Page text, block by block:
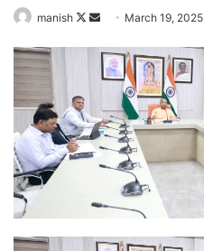
manish
Follow
Send
email
March 19, 2025